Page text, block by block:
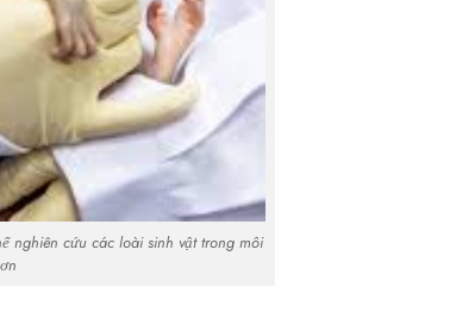
nghiên cứu các loài sinh vật trong môi